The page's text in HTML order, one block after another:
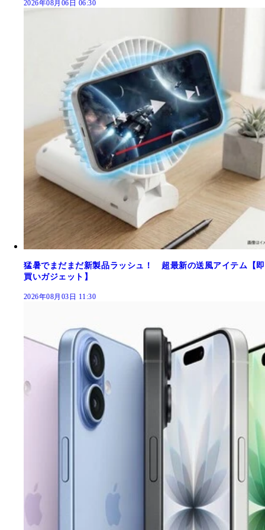
2026年08月06日 06:30
猛暑でまだまだ新製品ラッシュ！ 超最新の送風アイテム【即
買いガジェット】
2026年08月03日 11:30